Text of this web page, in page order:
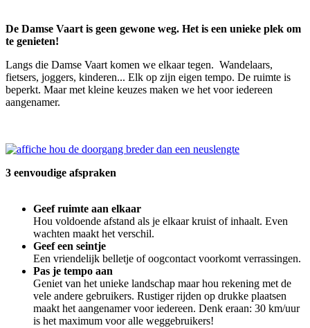
De Damse Vaart is geen gewone weg. Het is een unieke plek om
te genieten!
Langs die Damse Vaart komen we elkaar tegen. Wandelaars,
fietsers, joggers, kinderen... Elk op zijn eigen tempo. De ruimte is
beperkt. Maar met kleine keuzes maken we het voor iedereen
aangenamer.
3 eenvoudige afspraken
Geef ruimte aan elkaar
Hou voldoende afstand als je elkaar kruist of inhaalt. Even
wachten maakt het verschil.
Geef een seintje
Een vriendelijk belletje of oogcontact voorkomt verrassingen.
Pas je tempo aan
Geniet van het unieke landschap maar hou rekening met de
vele andere gebruikers. Rustiger rijden op drukke plaatsen
maakt het aangenamer voor iedereen. Denk eraan: 30 km/uur
is het maximum voor alle weggebruikers!